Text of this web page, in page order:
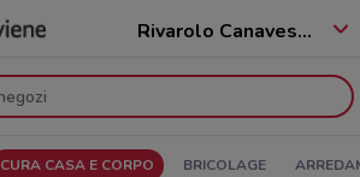
Rivarolo Canavese - 10086
CURA CASA E CORPO BRICOLAGE